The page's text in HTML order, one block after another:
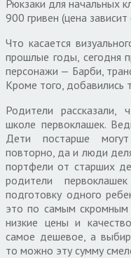
Рюкзаки для начальных
900 гривен (цена
Что касается
прошлые годы, сегодня
персонажи — Барби,
Кроме того, добавились
Родители рассказали,
школе первоклашек.
Дети постарше
повторно, да и люди
портфели от старших
родители
подготовку одного
это по самым скромным
низкие цены и
самое дешевое, а
то можно эту сумму